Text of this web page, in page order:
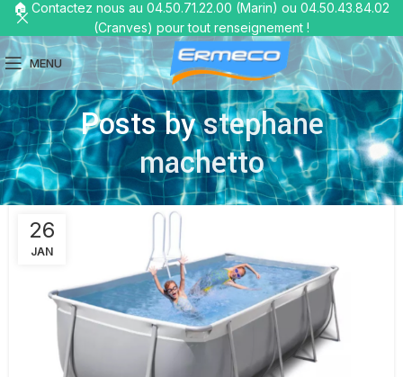
MENU
Posts bystephane
machetto
26
JAN
🏠 Contactez nous au 04.50.71.22.00 (Marin) ou 04.50.43.84.02
(Cranves) pour tout renseignement !